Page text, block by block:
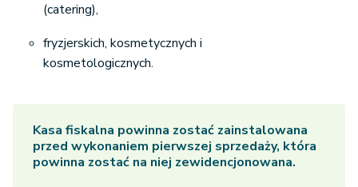
(catering),
fryzjerskich, kosmetycznych i
kosmetologicznych.
Kasa fiskalna powinna zostać zainstalowana
przed wykonaniem pierwszej sprzedaży, która
powinna zostać na niej zewidencjonowana.